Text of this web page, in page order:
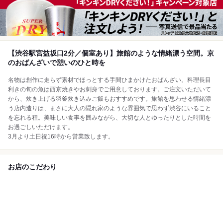
【渋谷駅宮益坂口2分／個室あり】旅館のような情緒漂う空間。京
のおばんざいで憩いのひと時を
名物は創作に走らず素材でほっとする手間ひまかけたおばんざい。料理長目
利きの旬の魚は西京焼きやお刺身でご用意しております。ご注文いただいて
から、炊き上げる羽釜炊き込みご飯もおすすめです。旅館を思わせる情緒漂
う店内造りは、まさに大人の隠れ家のような雰囲気で思わず渋谷にいること
を忘れる程。美味しい食事を囲みながら、大切な人とゆったりとした時間を
お過ごしいただけます。
3月より土日祝16時から営業致します。
お店のこだわり